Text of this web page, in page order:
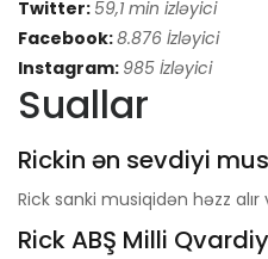
Twitter: 59,1 min izləyici
Facebook:8.876 İzləyici
Instagram: 985 İzləyici
Suallar
Rickin ən sevdiyi
Rick sanki musiqidən həzz
Rick ABŞ Milli